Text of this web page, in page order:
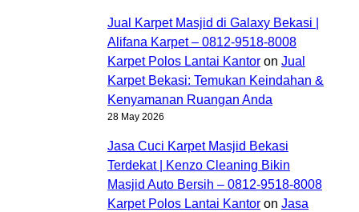
Jual Karpet Masjid di Galaxy Bekasi |
Alifana Karpet – 0812-9518-8008
Karpet Polos Lantai Kantor on Jual
Karpet Bekasi: Temukan Keindahan &
Kenyamanan Ruangan Anda
28 May 2026
Jasa Cuci Karpet Masjid Bekasi
Terdekat | Kenzo Cleaning Bikin
Masjid Auto Bersih – 0812-9518-8008
Karpet Polos Lantai Kantor on Jasa